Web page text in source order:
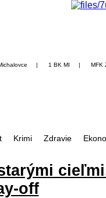
| 1 BK MI | MFK
Krimi Zdravie
off